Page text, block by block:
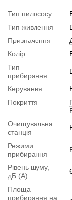
Тип пилососу
Тип живлення
Призначення
Колір
Тип
прибирання
Керування
Покриття
Очищувальна
станція
Режими
прибирання
Рівень шуму,
дБ (А)
Площа
прибирання на